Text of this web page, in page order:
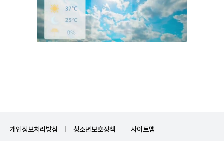
개인정보처리방침 청소년보호정책 사이트맵